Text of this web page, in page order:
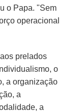
o Papa. "Sem
operacional
prelados
o
a organização
a
a